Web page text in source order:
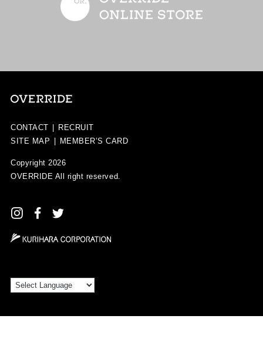
CONTACT
RECRUIT
SITE MAP
MEMBER’S CARD
Copyright 2026
OVERRIDE All right reserved.